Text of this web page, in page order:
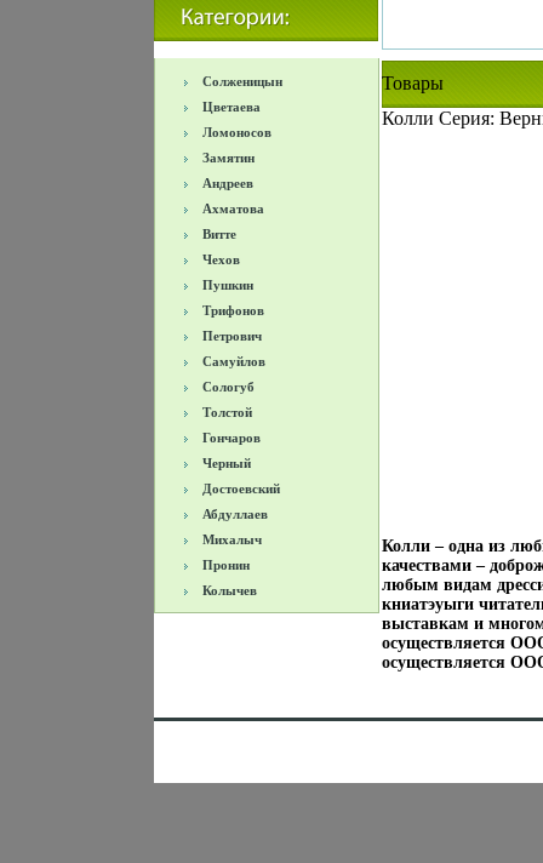
Солженицын
Цветаева
Ломоносов
Замятин
Андреев
Ахматова
Витте
Чехов
Пушкин
Трифонов
Петрович
Самуйлов
Сологуб
Толстой
Гончаров
Черный
Достоевский
Абдуллаев
Михалыч
Пронин
Колычев
Товары
Колли Серия:
Колли – одна из
качествами –
любым видам
книатэуыги
выставкам и
осуществляется
осуществляется